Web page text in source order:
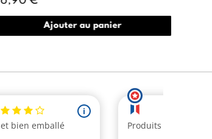
Ajouter au panier